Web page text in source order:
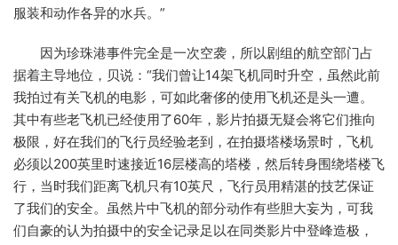
服装和动作各异的水兵。”
因为珍珠港事件完全是一次空袭，所以剧组的航空部门占
据着主导地位，贝说：“我们曾让14架飞机同时升空，虽然此前
我拍过有关飞机的电影，可如此奢侈的使用飞机还是头一遭。
其中有些老飞机已经使用了60年，影片拍摄无疑会将它们推向
极限，好在我们的飞行员经验老到，在拍摄塔楼场景时，飞机
必须以200英里时速接近16层楼高的塔楼，然后转身围绕塔楼飞
行，当时我们距离飞机只有10英尺，飞行员用精湛的技艺保证
了我们的安全。虽然片中飞机的部分动作有些胆大妄为，可我
们自豪的认为拍摄中的安全记录足以在同类影片中登峰造极，